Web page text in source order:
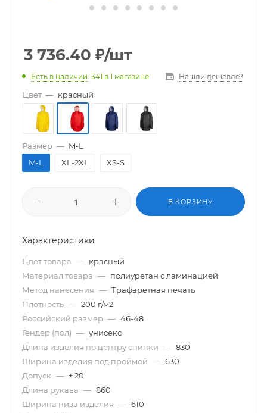
3 736.40 ₽/шт
Есть в наличии: 341 в 1 магазине Нашли дешевле?
Цвет — красный
Размер — M-L
M-L
XL-2XL XS-S
В КОРЗИНУ
Характеристики
Цвет товара — красный
Материал товара — полиуретан с ламинацией
Метод нанесения — Трафаретная печать
Плотность — 200 г/м2
Российский размер — 46-48
Гендер (пол) — унисекс
Длина изделия по центру спинки — 830
Ширина изделия под проймой — 630
Допуск — ± 20
Длина рукава — 860
Ширина низа изделия — 610